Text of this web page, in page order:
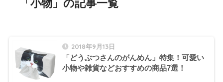
「小物」の記事一覧
2018年9月13日
「どうぶつさんのがんめん」特集！可愛い
小物や雑貨などおすすめの商品7選！